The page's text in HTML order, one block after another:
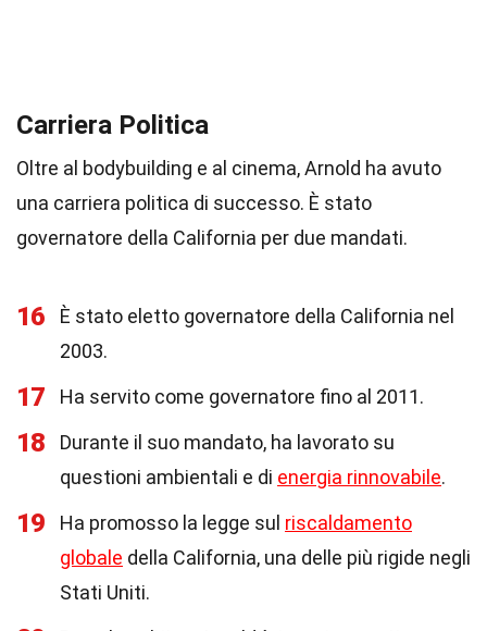
Carriera Politica
Oltre al bodybuilding e al cinema, Arnold ha avuto
una carriera politica di successo. È stato
governatore della California per due mandati.
16
È stato eletto governatore della California nel
2003.
17 Ha servito come governatore fino al 2011.
18
Durante il suo mandato, ha lavorato su
questioni ambientali e di energia rinnovabile.
19 Ha promosso la legge sul riscaldamento
globale della California, una delle più rigide negli
Stati Uniti.